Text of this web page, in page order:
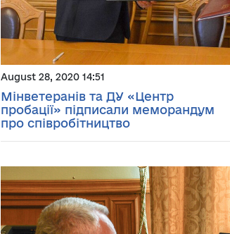
August 28, 2020 14:51
Мінветеранів та ДУ «Центр
пробації» підписали меморандум
про співробітництво